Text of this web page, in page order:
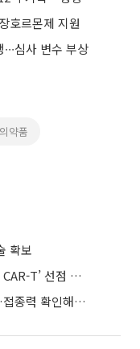
호르몬제 지원
심사 변수 부상
약품
확보
J&J도 참전…빅파마, 차세대 ‘in vivo CAR-T’ 선점 경쟁 본격화
“폐렴구균 백신, 맞았다고 끝 아니다…접종력 확인해야”